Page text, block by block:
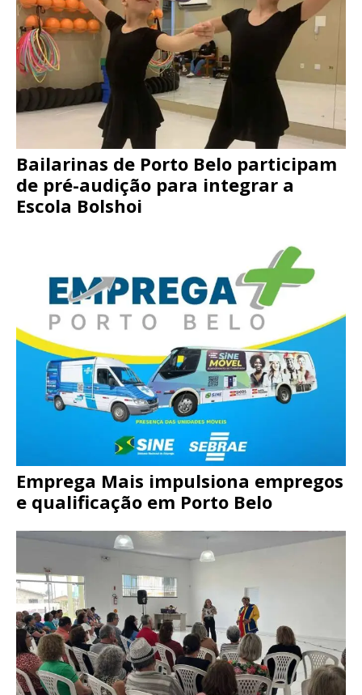
Bailarinas de Porto Belo participam
de pré-audição para integrar a
Escola Bolshoi
Emprega Mais impulsiona empregos
e qualificação em Porto Belo